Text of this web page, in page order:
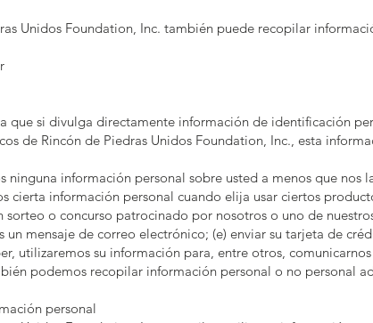
Unidos Foundation, Inc. también puede recopilar
que si divulga directamente información de identificación
de Rincón de Piedras Unidos Foundation, Inc., esta
ninguna información personal sobre usted a menos que
cierta información personal cuando elija usar ciertos
sorteo o concurso patrocinado por nosotros o uno de
un mensaje de correo electrónico; (e) enviar su tarjeta de
utilizaremos su información para, entre otros,
podemos recopilar información personal o no personal
personal